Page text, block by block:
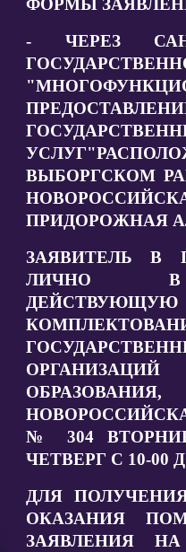
- ЧЕРЕЗ
ВЫБОРГСКОМ
ПРИДОРОЖНАЯ
ЗАЯВИТЕЛЬ В
ЛИЧНО В
№ 304
ЧЕТВЕРГ С 10-00
ДЛЯ
ОКАЗАНИЯ
ЗАЯВЛЕНИЯ